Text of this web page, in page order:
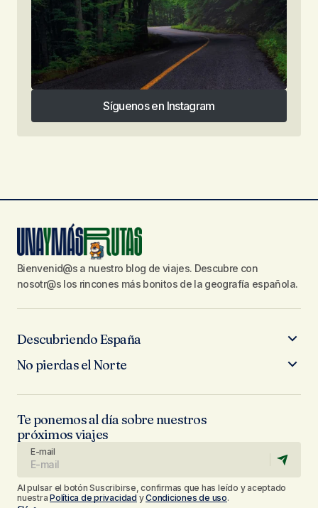
Síguenos en Instagram
Síguenos en Instagram
Bienvenid@s a nuestro blog de viajes. Descubre con
nosotr@s los rincones más bonitos de la geografía española.
Descubriendo España
No pierdas el Norte
Te ponemos al día sobre nuestros
próximos viajes
E-mail
Al pulsar el botón Suscribirse, confirmas que has leído y aceptado
nuestraPolítica de privacidad yCondiciones de uso.